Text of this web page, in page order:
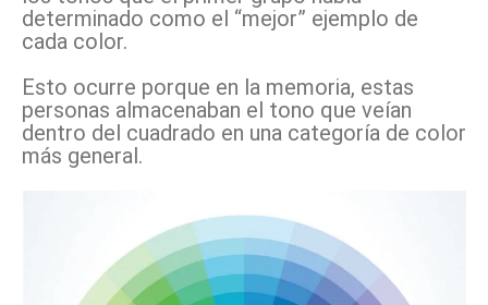
determinado como el “mejor” ejemplo de
cada color.
Esto ocurre porque en la memoria, estas
personas almacenaban el tono que veían
dentro del cuadrado en una categoría de color
más general.